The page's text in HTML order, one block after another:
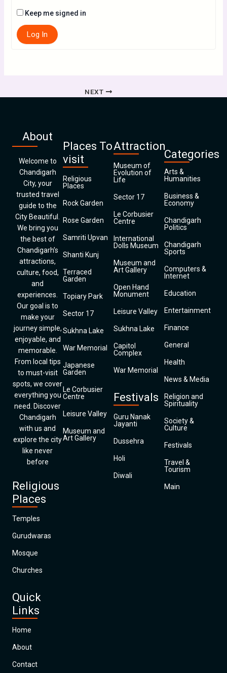
Keep me signed in
Log In
NEXT
About
Welcome to
Chandigarh
City, your
trusted travel
guide to the
City Beautiful.
We bring you
the best of
Chandigarh’s
attractions,
culture, food,
and
experiences.
Our goal is to
make your
journey simple,
enjoyable, and
memorable.
From local tips
to must-visit
spots, we cover
everything you
need. Discover
Chandigarh
with us and
explore the city
like never
before
Religious
Places
Temples
Gurudwaras
Mosque
Churches
Quick
Links
Home
About
Contact
Places To
visit
Religious
Places
Rock Garden
Rose Garden
Samriti Upvan
Shanti Kunj
Terraced
Garden
Topiary Park
Sector 17
Sukhna Lake
War Memorial
Japanese
Garden
Le Corbusier
Centre
Leisure Valley
Museum and
Art Gallery
Attraction
Museum of
Evolution of
Life
Sector 17
Le Corbusier
Centre
International
Dolls Museum
Museum and
Art Gallery
Open Hand
Monument
Leisure Valley
Sukhna Lake
Capitol
Complex
War Memorial
Festivals
Guru Nanak
Jayanti
Dussehra
Holi
Diwali
Categories
Arts &
Humanities
Business &
Economy
Chandigarh
Politics
Chandigarh
Sports
Computers &
Internet
Education
Entertainment
Finance
General
Health
News & Media
Religion and
Spirituality
Society &
Culture
Festivals
Travel &
Tourism
Main